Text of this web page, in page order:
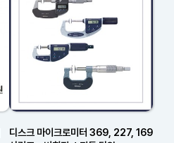
디스크 마이크로미터 369, 227, 169